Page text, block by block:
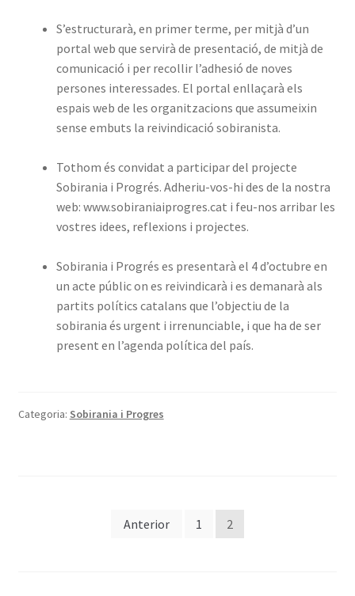
S’estructurarà, en primer terme, per mitjà d’un
portal web que servirà de presentació, de mitjà de
comunicació i per recollir l’adhesió de noves
persones interessades. El portal enllaçarà els
espais web de les organitzacions que assumeixin
sense embuts la reivindicació sobiranista.
Tothom és convidat a participar del projecte
Sobirania i Progrés. Adheriu-vos-hi des de la nostra
web: www.sobiraniaiprogres.cat i feu-nos arribar les
vostres idees, reflexions i projectes.
Sobirania i Progrés es presentarà el 4 d’octubre en
un acte públic on es reivindicarà i es demanarà als
partits polítics catalans que l’objectiu de la
sobirania és urgent i irrenunciable, i que ha de ser
present en l’agenda política del país.
Categoria: Sobirania i Progres
Anterior 1 2